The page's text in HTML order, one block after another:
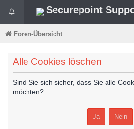
Securepoint
Foren-Übersicht
Alle Cookies löschen
Sind Sie sich sicher, dass Sie alle
möchten?